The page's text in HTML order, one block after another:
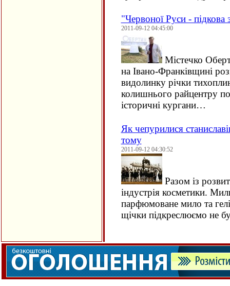
"Червоної Руси -
2011-09-12 04:45:00
Містечко
на Івано-Франківщині
видолинку річки
колишнього райцентру
історичні кургани…
Як чепурилися
тому
2011-09-12 04:30:52
Разом із
індустрія косметики.
парфюмоване мило та
щічки підкреслюємо не